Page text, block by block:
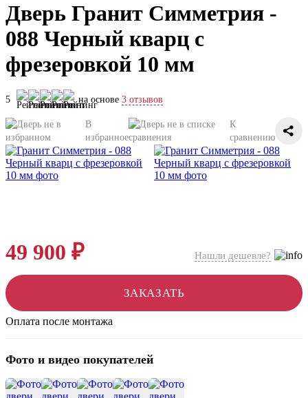
Дверь Гранит Симметрия -
088 Черный кварц с
фрезеровкой 10 мм
5 на основе 3 отзывов
В
избранное
К
сравнению
49 900 ₽ Нашли дешевле?
ЗАКАЗАТЬ
Оплата после монтажа
Фото и видео покупателей